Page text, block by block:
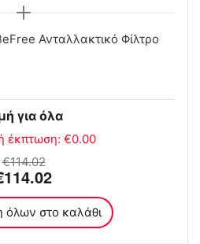
Ανταλλακτικό Φίλτρο
για όλα
έκπτωση: €0.00
€114.02
114.02
όλων στο καλάθι